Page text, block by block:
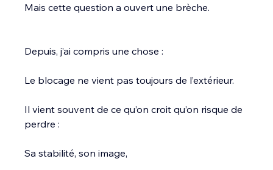
Mais cette question a ouvert une brèche.
Depuis, j’ai compris une chose :
Le blocage ne vient pas toujours de l’extérieur.
Il vient souvent de ce qu’on croit qu’on risque de
perdre :
Sa stabilité, son image,